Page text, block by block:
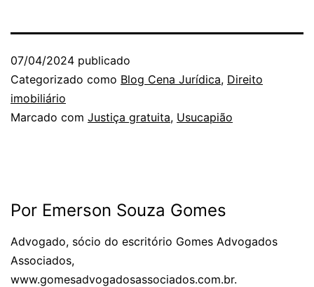
07/04/2024 publicado
Categorizado como Blog Cena Jurídica, Direito
imobiliário
Marcado com Justiça gratuita, Usucapião
Por Emerson Souza Gomes
Advogado, sócio do escritório Gomes Advogados
Associados,
www.gomesadvogadosassociados.com.br.